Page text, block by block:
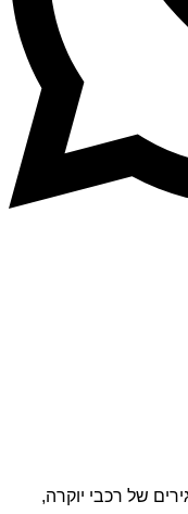
של רכבי יוקרה,